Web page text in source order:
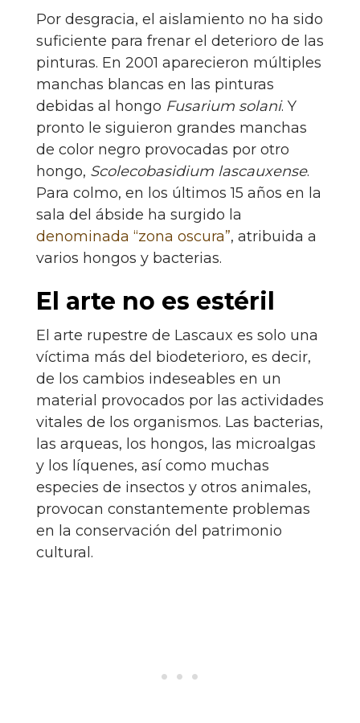
Por desgracia, el aislamiento no ha sido
suficiente para frenar el deterioro de las
pinturas. En 2001 aparecieron múltiples
manchas blancas en las pinturas
debidas al hongo Fusarium solani. Y
pronto le siguieron grandes manchas
de color negro provocadas por otro
hongo, Scolecobasidium lascauxense.
Para colmo, en los últimos 15 años en la
sala del ábside ha surgido la
denominada “zona oscura”, atribuida a
varios hongos y bacterias.
El arte no es estéril
El arte rupestre de Lascaux es solo una
víctima más del biodeterioro, es decir,
de los cambios indeseables en un
material provocados por las actividades
vitales de los organismos. Las bacterias,
las arqueas, los hongos, las microalgas
y los líquenes, así como muchas
especies de insectos y otros animales,
provocan constantemente problemas
en la conservación del patrimonio
cultural.